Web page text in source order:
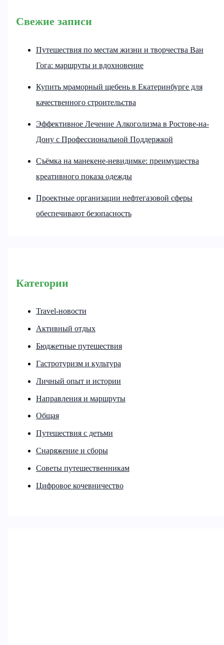
Свежие записи
Путешествия по местам жизни и творчества Ван
Гога: маршруты и вдохновение
Купить мраморный щебень в Екатеринбурге для
качественного строительства
Эффективное Лечение Алкоголизма в Ростове-на-
Дону с Профессиональной Поддержкой
Съёмка на манекене-невидимке: преимущества
креативного показа одежды
Проектные организации нефтегазовой сферы
обеспечивают безопасность
Категории
Travel-новости
Активный отдых
Бюджетные путешествия
Гастротуризм и культура
Личный опыт и истории
Направления и маршруты
Общая
Путешествия с детьми
Снаряжение и сборы
Советы путешественникам
Цифровое кочевничество